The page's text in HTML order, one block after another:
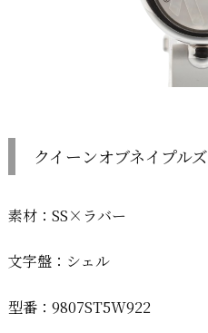
クイーンオブネイプルズ
素材：SS×ラバー
文字盤：シェル
型番：9807ST5W922